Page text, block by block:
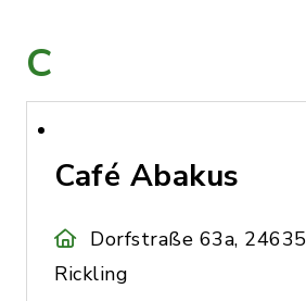
C
Café Abakus
Dorfstraße 63a, 24635
Rickling